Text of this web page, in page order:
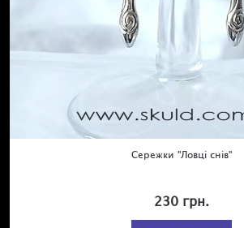
Сережки "Ловці снів"
230 грн.